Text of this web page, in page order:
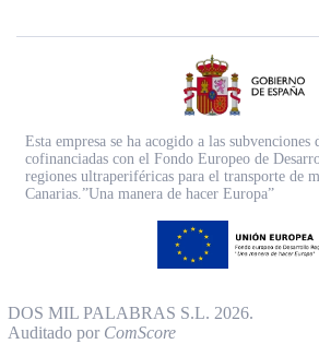
Esta empresa se ha acogido a las
cofinanciadas con el Fondo Europeo de
regiones ultraperiféricas para el transporte de
Canarias.”Una manera de hacer Europa”
DOS MIL PALABRAS S.L. 2026.
Auditado por ComScore